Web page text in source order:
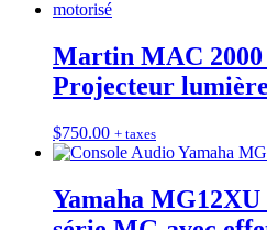
Martin MAC 2000
Projecteur
$750.00 + taxes
Yamaha MG12XU